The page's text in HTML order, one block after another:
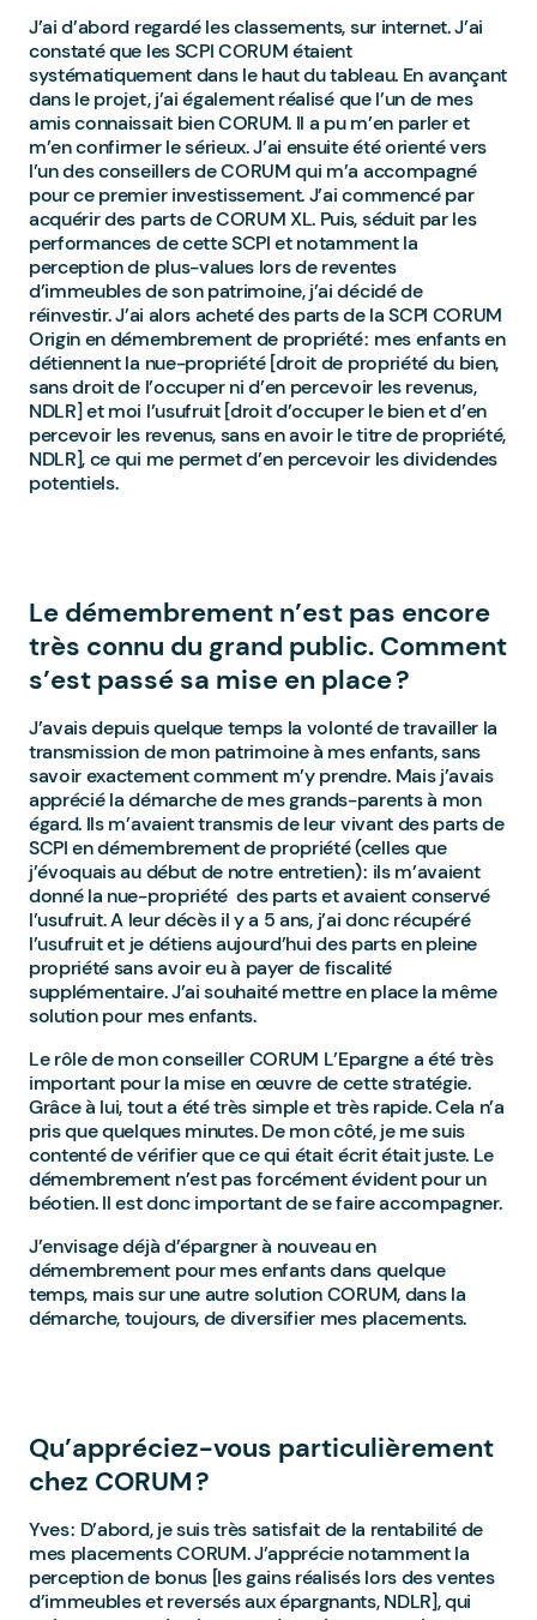
J’ai d’abord regardé les classements, sur internet. J’ai
constaté que les SCPI CORUM étaient
systématiquement dans le haut du tableau. En avançant
dans le projet, j’ai également réalisé que l’un de mes
amis connaissait bien CORUM. Il a pu m’en parler et
m’en confirmer le sérieux. J’ai ensuite été orienté vers
l’un des conseillers de CORUM qui m’a accompagné
pour ce premier investissement. J’ai commencé par
acquérir des parts de CORUM XL. Puis, séduit par les
performances de cette SCPI et notamment la
perception de plus-values lors de reventes
d’immeubles de son patrimoine, j’ai décidé de
réinvestir. J’ai alors acheté des parts de la SCPI CORUM
Origin en démembrement de propriété : mes enfants en
détiennent la nue-propriété [droit de propriété du bien,
sans droit de l’occuper ni d’en percevoir les revenus,
NDLR] et moi l’usufruit [droit d’occuper le bien et d’en
percevoir les revenus, sans en avoir le titre de propriété,
NDLR], ce qui me permet d’en percevoir les dividendes
potentiels.
Le démembrement n’est pas encore
très connu du grand public. Comment
s’est passé sa mise en place ?
J’avais depuis quelque temps la volonté de travailler la
transmission de mon patrimoine à mes enfants, sans
savoir exactement comment m’y prendre. Mais j’avais
apprécié la démarche de mes grands-parents à mon
égard. Ils m’avaient transmis de leur vivant des parts de
SCPI en démembrement de propriété (celles que
j’évoquais au début de notre entretien) : ils m’avaient
donné la nue-propriété des parts et avaient conservé
l’usufruit. A leur décès il y a 5 ans, j’ai donc récupéré
l’usufruit et je détiens aujourd’hui des parts en pleine
propriété sans avoir eu à payer de fiscalité
supplémentaire. J’ai souhaité mettre en place la même
solution pour mes enfants.
Le rôle de mon conseiller CORUM L’Epargne a été très
important pour la mise en œuvre de cette stratégie.
Grâce à lui, tout a été très simple et très rapide. Cela n’a
pris que quelques minutes. De mon côté, je me suis
contenté de vérifier que ce qui était écrit était juste. Le
démembrement n’est pas forcément évident pour un
béotien. Il est donc important de se faire accompagner.
J’envisage déjà d’épargner à nouveau en
démembrement pour mes enfants dans quelque
temps, mais sur une autre solution CORUM, dans la
démarche, toujours, de diversifier mes placements.
Qu’appréciez-vous particulièrement
chez CORUM ?
Yves : D’abord, je suis très satisfait de la rentabilité de
mes placements CORUM. J’apprécie notamment la
perception de bonus [les gains réalisés lors des ventes
d’immeubles et reversés aux épargnants, NDLR], qui